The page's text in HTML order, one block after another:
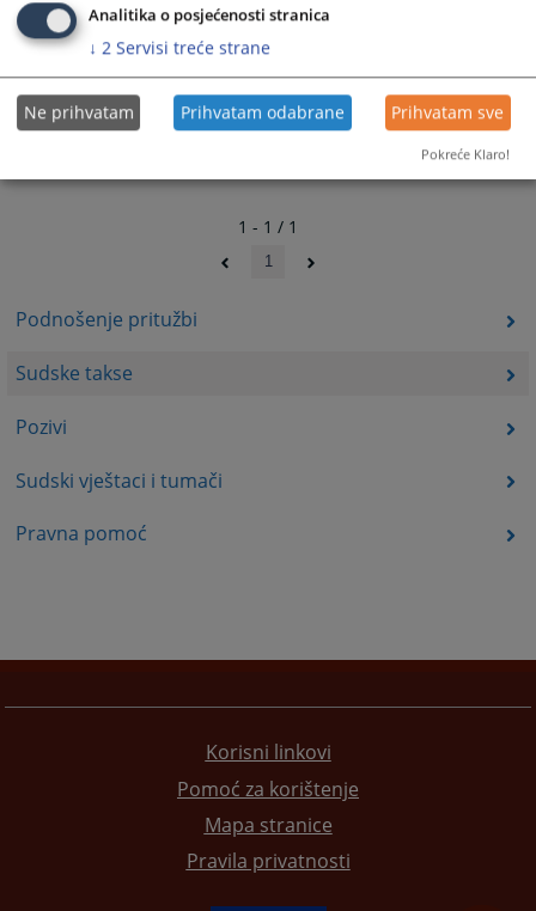
Podnošenje pritužbi
Sudske takse
Pozivi
Sudski vještaci i tumači
Pravna pomoć
1 - 1 / 1
1
Korisni linkovi
Pomoć za korištenje
Mapa stranice
Pravila privatnosti
Analitika o posjećenosti stranica
↓ 2 Servisi treće strane
Ne prihvatam Prihvatam odabrane Prihvatam sve
Pokreće Klaro!